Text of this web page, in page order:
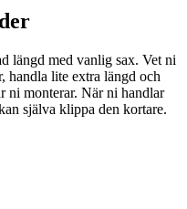
längd med vanlig sax. Vet ni
handla lite extra längd och
ni monterar. När ni handlar
själva klippa den kortare.